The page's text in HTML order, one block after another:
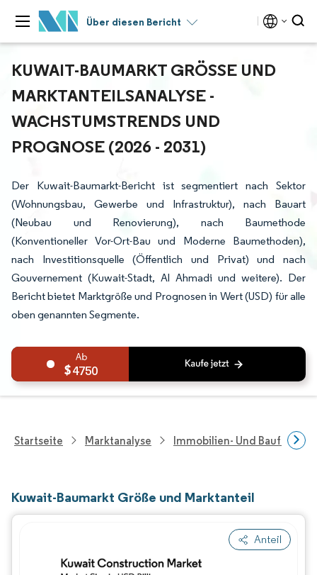
Über diesen Bericht
KUWAIT-BAUMARKT GRÖSSE UND M
ARKTANTEILSANALYSE - W
ACHSTUMSTRENDS UND P
ROGNOSE (2026 - 2031)
Der Kuwait-Baumarkt-Bericht ist segmentiert nach Sektor
(Wohnungsbau, Gewerbe und Infrastruktur), nach Bauart
(Neubau und Renovierung), nach Baumethode
(Konventioneller Vor-Ort-Bau und Moderne Baumethoden),
nach Investitionsquelle (Öffentlich und Privat) und nach
Gouvernement (Kuwait-Stadt, Al Ahmadi und weitere). Der
Bericht bietet Marktgröße und Prognosen in Wert (USD) für alle
oben genannten Segmente.
4750
Startseite Marktanalyse Immobilien- Und
Kuwait-Baumarkt Größe und Marktanteil
Anteil